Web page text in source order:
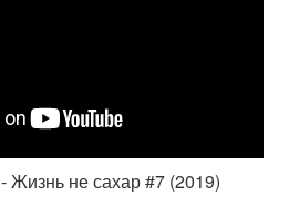
Жизнь не сахар #7 (2019)